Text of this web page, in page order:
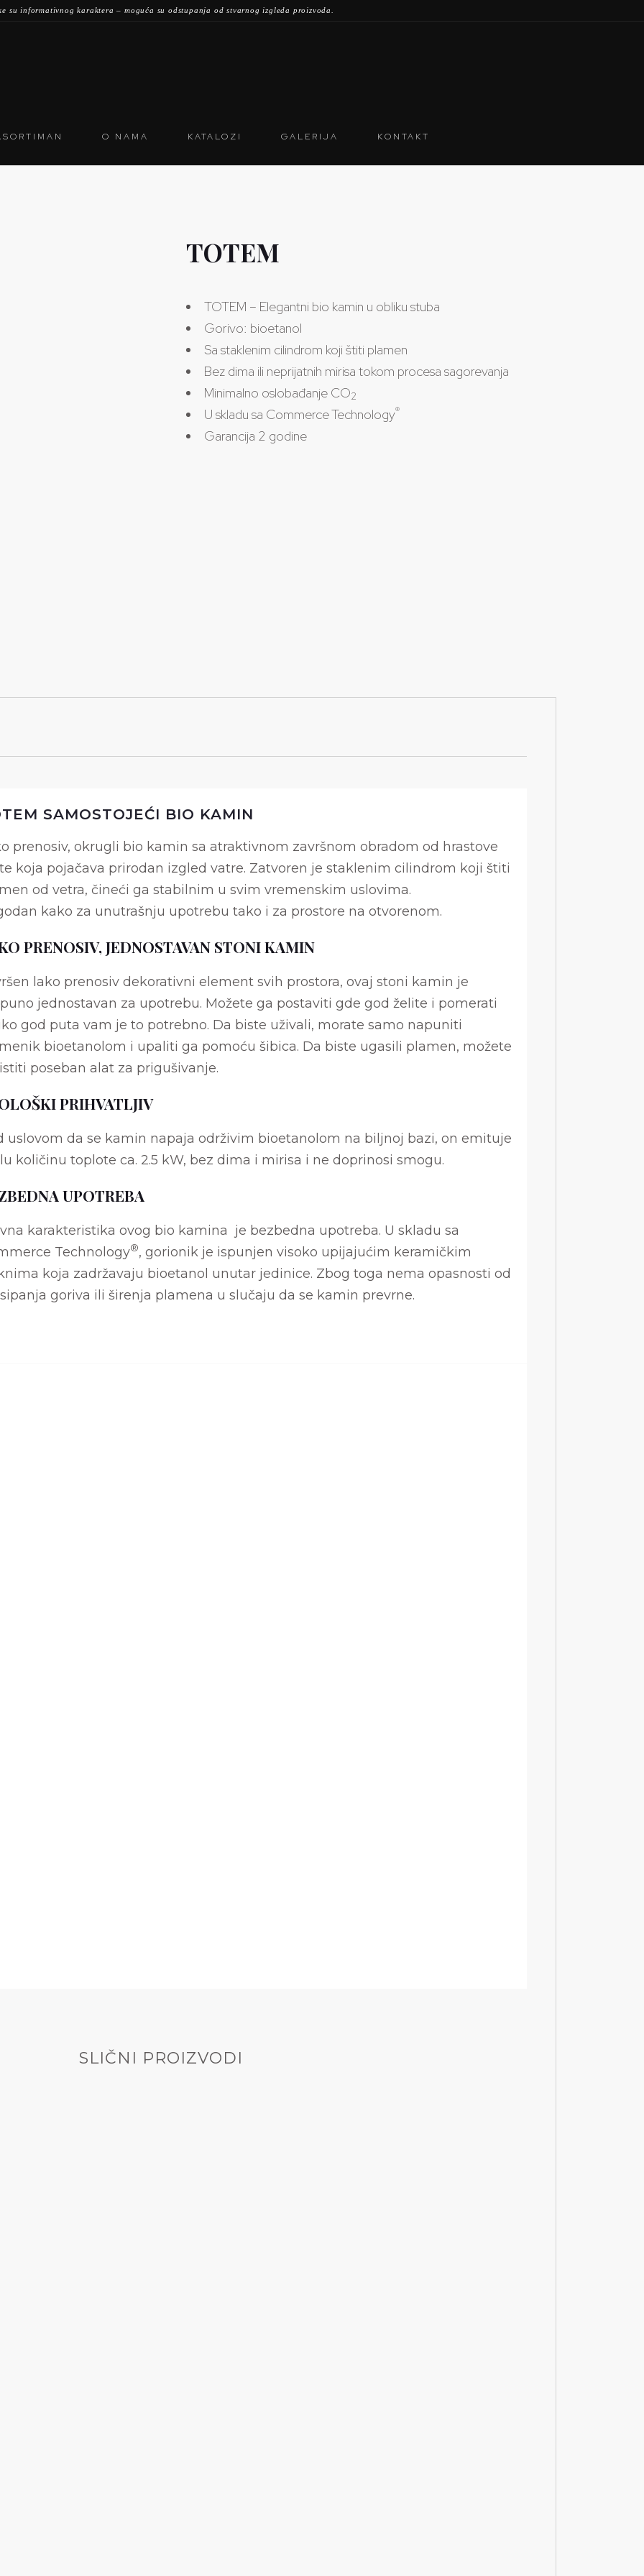
O NAMA KATALOZI GALERIJA KONTAKT
TOTEM
TOTEM – Elegantni bio kamin u obliku stuba
Gorivo: bioetanol
Sa staklenim cilindrom koji štiti plamen
Bez dima ili neprijatnih mirisa tokom procesa sagorevanja
Minimalno oslobađanje CO2
U skladu sa Commerce Technology®
Garancija 2 godine
SAMOSTOJEĆI BIO KAMIN
prenosiv, okrugli bio kamin sa atraktivnom završnom obradom od hrastove
koja pojačava prirodan izgled vatre. Zatvoren je staklenim cilindrom koji štiti
od vetra, čineći ga stabilnim u svim vremenskim uslovima.
kako za unutrašnju upotrebu tako i za prostore na otvorenom.
PRENOSIV, JEDNOSTAVAN STONI KAMIN
lako prenosiv dekorativni element svih prostora, ovaj stoni kamin je
jednostavan za upotrebu. Možete ga postaviti gde god želite i pomerati
god puta vam je to potrebno. Da biste uživali, morate samo napuniti
bioetanolom i upaliti ga pomoću šibica. Da biste ugasili plamen, možete
poseban alat za prigušivanje.
PRIHVATLJIV
uslovom da se kamin napaja održivim bioetanolom na biljnoj bazi, on emituje
količinu toplote ca. 2.5 kW, bez dima i mirisa i ne doprinosi smogu.
UPOTREBA
karakteristika ovog bio kamina je bezbedna upotreba. U skladu sa
Technology®, gorionik je ispunjen visoko upijajućim keramičkim
koja zadržavaju bioetanol unutar jedinice. Zbog toga nema opasnosti od
goriva ili širenja plamena u slučaju da se kamin prevrne.
SLIČNI PROIZVODI
su informativnog karaktera – moguća su odstupanja od stvarnog izgleda proizvoda.